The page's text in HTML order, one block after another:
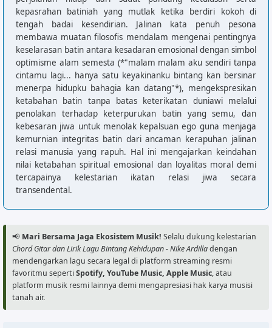
kepasrahan batiniah yang mutlak ketika berdiri kokoh di
tengah badai kesendirian. Jalinan kata penuh pesona
membawa muatan filosofis mendalam mengenai pentingnya
keselarasan batin antara kesadaran emosional dengan simbol
optimisme alam semesta (*"malam malam aku sendiri tanpa
cintamu lagi... hanya satu keyakinanku bintang kan bersinar
menerpa hidupku bahagia kan datang"*), mengekspresikan
ketabahan batin tanpa batas keterikatan duniawi melalui
penolakan terhadap keterpurukan batin yang semu, dan
kebesaran jiwa untuk menolak kepalsuan ego guna menjaga
kemurnian integritas batin dari ancaman kerapuhan jalinan
relasi manusia yang rapuh. Hal ini mengajarkan keindahan
nilai ketabahan spiritual emosional dan loyalitas moral demi
tercapainya kelestarian ikatan relasi jiwa secara
transendental.
📢 Mari Bersama Jaga Ekosistem Musik! Selalu dukung kelestarian
Chord Gitar dan Lirik Lagu Bintang Kehidupan - Nike Ardilladengan
mendengarkan lagu secara legal di platform streaming resmi
favoritmu sepertiSpotify, YouTube Music, Apple Music, atau
platform musik resmi lainnya demi mengapresiasi hak karya musisi
tanah air.